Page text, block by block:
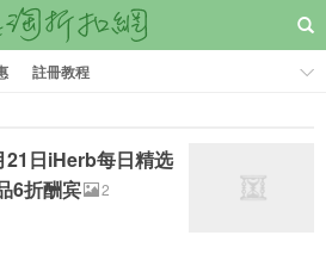
註冊教程
21日iHerb每日精选
6折酬宾
2